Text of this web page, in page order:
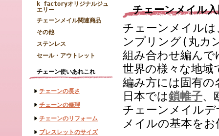
k factoryオリジナルジュ
エリー
チェーンメイル関連商品
その他
ステンレス
セール・アウトレット
チェーン使いあれこれ
チェーンの長さ
チェーンの修理
チェーンのリフォーム
ブレスレットのサイズ
チェーンメイル
チェーンメイル
ンプリング(丸カ
組み合わせ編んで
世界の様々な地
編み方には固有
日本では鎖帷子、
チェーンメイル
メイルの基本を